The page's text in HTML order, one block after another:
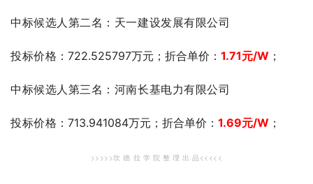
中标候选人第二名：天一建设发展有限公司
投标价格 ：722.525797万元；折合单价：1.71元/W ；
中标候选人第三名：河南长基电力有限公司
投标价格 ：713.941084万元；折合单价：1.69元/W ；
>>>>>坎 德 拉 学 院 整 理 出 品<<<<<